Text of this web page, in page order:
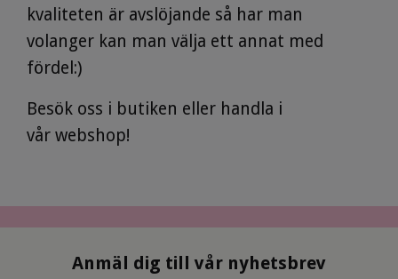
kvaliteten är avslöjande så har man
volanger kan man välja ett annat med
fördel:)
Besök oss i butiken eller handla i
vår webshop!
Anmäl dig till vår nyhetsbrev